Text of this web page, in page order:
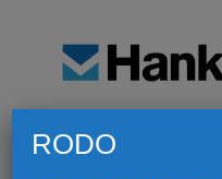
RODO